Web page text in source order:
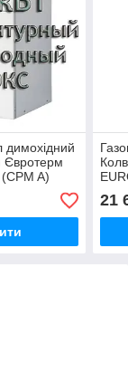
димохідний
Євротерм
(CPM A)
21